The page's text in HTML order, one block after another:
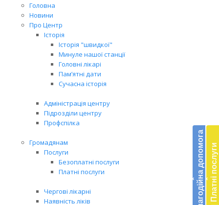
Головна
Новини
Про Центр
Історія
Історія "швидкої"
Минуле нашої станції
Головні лікарі
Пам’ятні дати
Сучасна історія
Адміністрація центру
Підрозділи центру
Профспілка
Громадянам
Послуги
Безоплатні послуги
Платні послуги
Чергові лікарні
Наявність ліків
‹ Благодійна допомога ‹ Платні послуги